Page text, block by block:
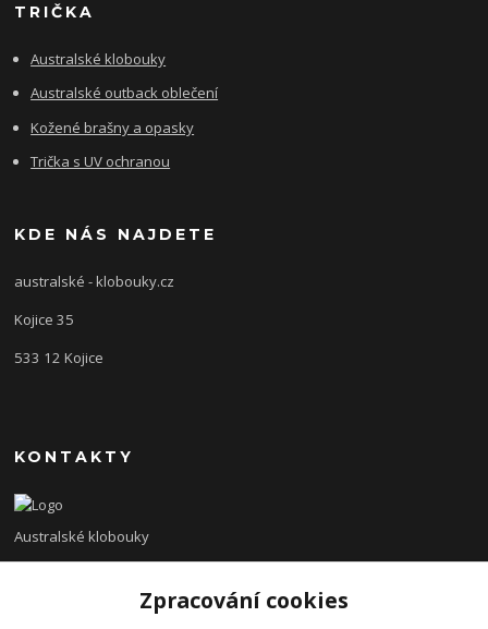
Zpracování cookies
TRIČKA
Australské klobouky
Australské outback oblečení
Kožené brašny a opasky
Trička s UV ochranou
KDE NÁS NAJDETE
australské - klobouky.cz
Kojice 35
533 12 Kojice
KONTAKTY
Australské klobouky
+420 775 138 620Zpracování cookies